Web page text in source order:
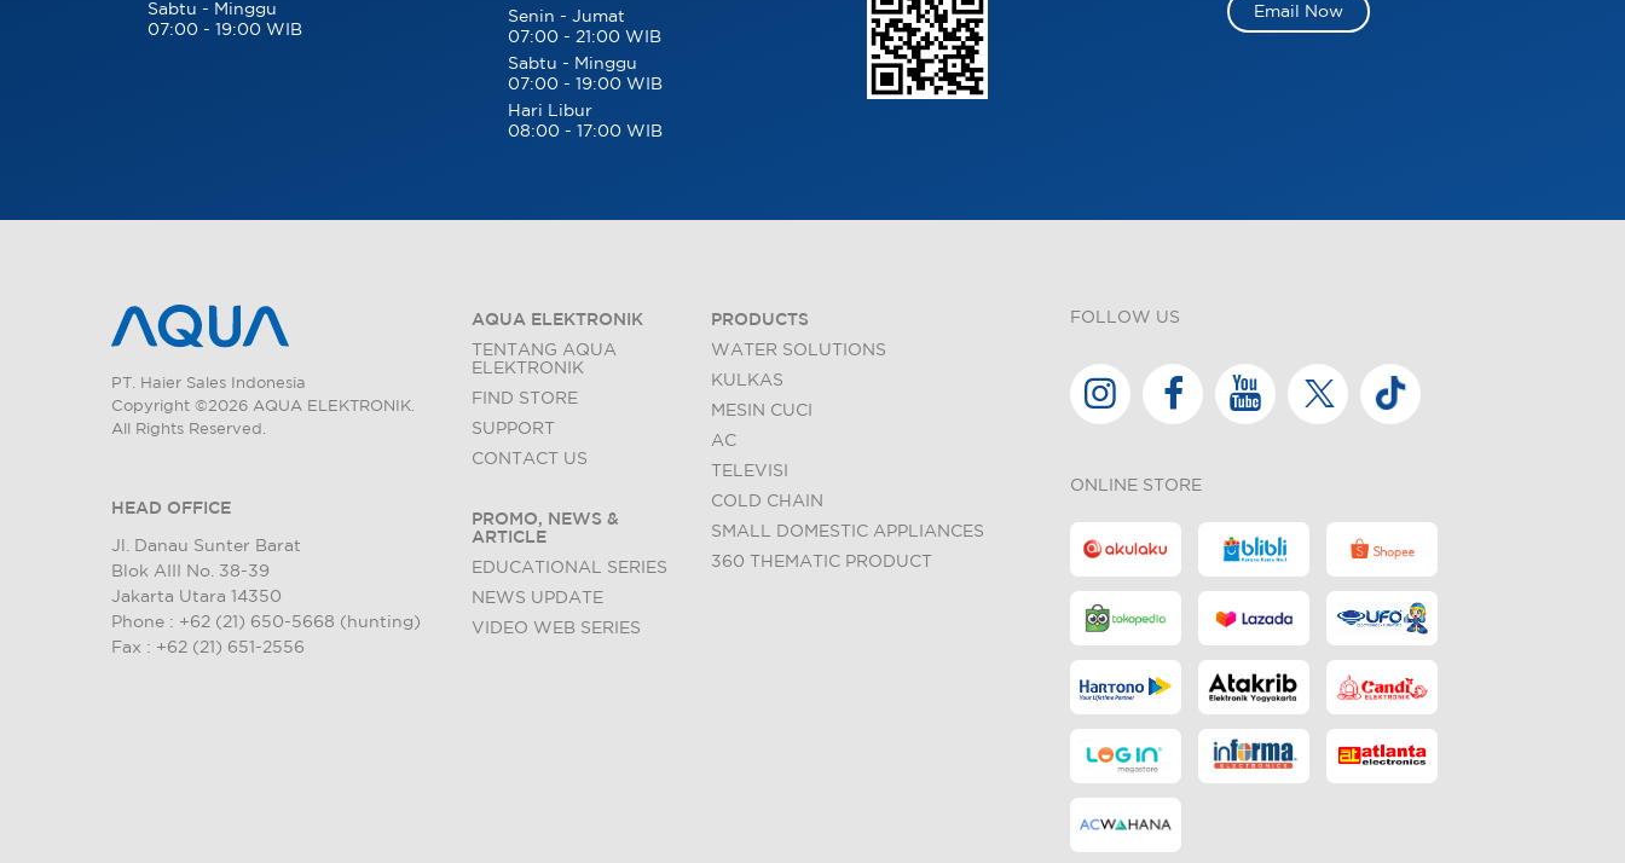
Sabtu - Minggu
07:00 - 19:00 WIB
Senin - Jumat
07:00 - 21:00 WIB
Sabtu - Minggu
07:00 - 19:00 WIB
Hari Libur
08:00 - 17:00 WIB
Email Now
PT. Haier Sales Indonesia
Copyright ©2026 AQUA ELEKTRONIK.
All Rights Reserved.
HEAD OFFICE
Jl. Danau Sunter Barat
Blok AIII No. 38-39
Jakarta Utara 14350
Phone : +62 (21) 650-5668 (hunting)
Fax : +62 (21) 651-2556
AQUA ELEKTRONIK
TENTANG AQUA
ELEKTRONIK
FIND STORE
SUPPORT
CONTACT US
PROMO, NEWS &
ARTICLE
EDUCATIONAL SERIES
NEWS UPDATE
VIDEO WEB SERIES
PRODUCTS
WATER SOLUTIONS
KULKAS
MESIN CUCI
AC
TELEVISI
COLD CHAIN
SMALL DOMESTIC APPLIANCES
360 THEMATIC PRODUCT
FOLLOW US
ONLINE STORE